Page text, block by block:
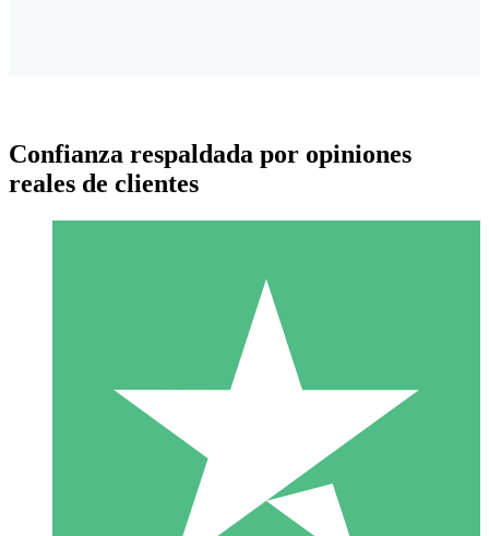
Paquetes de Créditos Individuales
Paga según el uso con créditos de descarga. Sin compromiso
10 00
Confianza respaldada por opiniones
reales de clientes